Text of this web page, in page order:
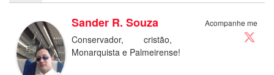
Acompanhe me
Sander R. Souza
Conservador, cristão,
Monarquista e Palmeirense!